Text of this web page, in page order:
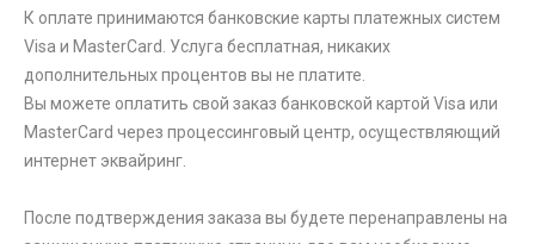
К оплате принимаются банковские карты платежных систем
Visa и MasterCard. Услуга бесплатная, никаких
дополнительных процентов вы не платите.
Вы можете оплатить свой заказ банковской картой Visa или
MasterCard через процессинговый центр, осуществляющий
интернет эквайринг.
После подтверждения заказа вы будете перенаправлены на